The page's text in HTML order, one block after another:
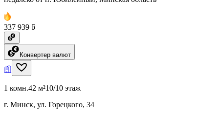
337 939 ƃ
Конвертер валют
1 комн.42 м²10/10 этаж
г. Минск, ул. Горецкого, 34